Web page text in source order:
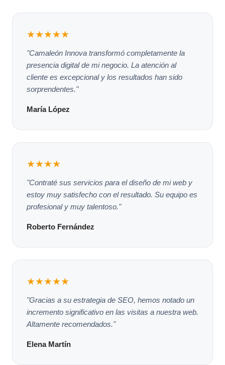
★★★★★
"Camaleón Innova transformó completamente la
presencia digital de mi negocio. La atención al
cliente es excepcional y los resultados han sido
sorprendentes."
María López
★★★★
"Contraté sus servicios para el diseño de mi web y
estoy muy satisfecho con el resultado. Su equipo es
profesional y muy talentoso."
Roberto Fernández
★★★★★
"Gracias a su estrategia de SEO, hemos notado un
incremento significativo en las visitas a nuestra web.
Altamente recomendados."
Elena Martín